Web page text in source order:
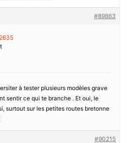
#89863
à tester plusieurs modèles grave
sentir ce qui te branche . Et oui, le
surtout sur les petites routes bretonne
#90215